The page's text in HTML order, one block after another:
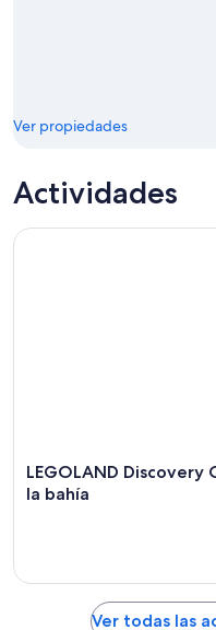
Ver propiedades
Actividades
LEGOLAND
la bahía
LEGOLAND Discovery
Ver todas las